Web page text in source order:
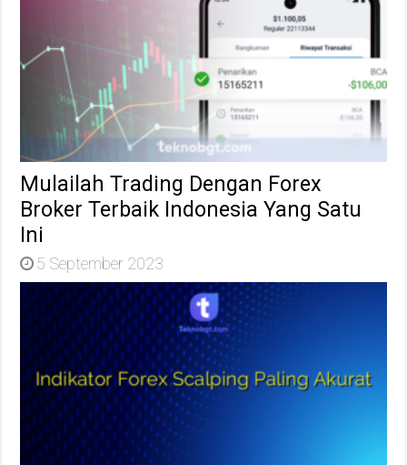
Mulailah Trading Dengan Forex
Broker Terbaik Indonesia Yang Satu
Ini
5 September 2023